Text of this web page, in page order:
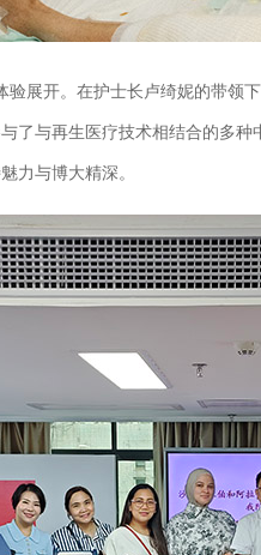
开。在护士长卢绮妮的带领
了与再生医疗技术相结合的多
力与博大精深。